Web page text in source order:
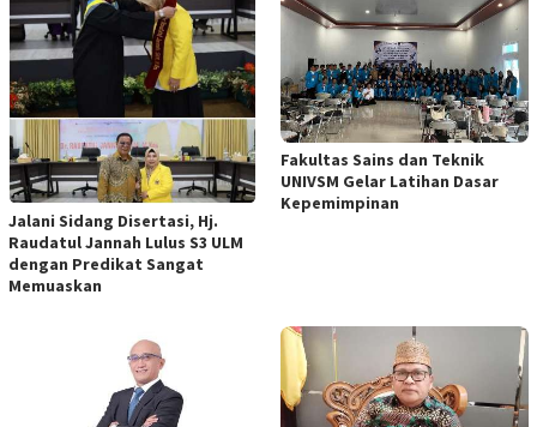
Jalani Sidang Disertasi, Hj.
Raudatul Jannah Lulus S3 ULM
dengan Predikat Sangat
Memuaskan
Fakultas Sains dan Teknik
UNIVSM Gelar Latihan Dasar
Kepemimpinan